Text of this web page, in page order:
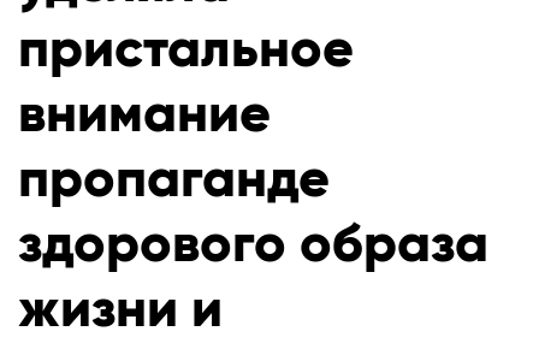
пристальное
внимание
пропаганде
здорового образа
жизни и